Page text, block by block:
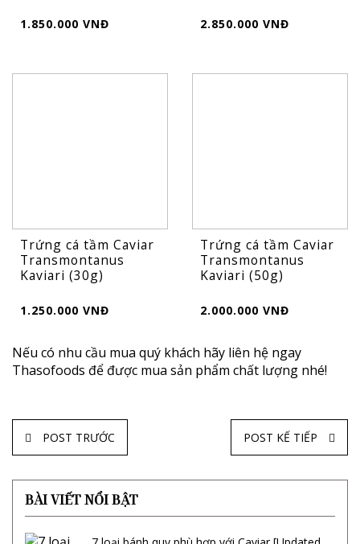
1.850.000 VNĐ 2.850.000 VNĐ
Trứng cá tầm Caviar
Transmontanus
Kaviari (30g)
1.250.000 VNĐ
Trứng cá tầm Caviar
Transmontanus
Kaviari (50g)
2.000.000 VNĐ
Nếu có nhu cầu mua quý khách hãy liên hệ ngay
Thasofoods để được mua sản phẩm chất lượng nhé!
POST TRƯỚC POST KẾ TIẾP
BÀI VIẾT NỔI BẬT